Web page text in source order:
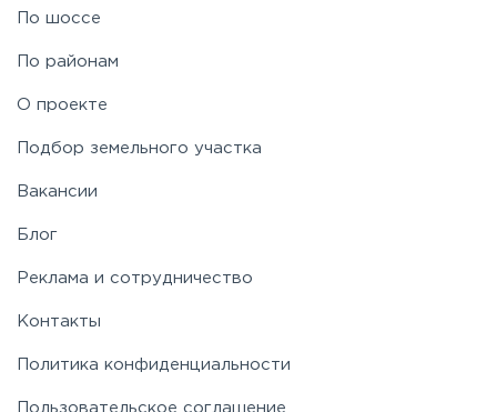
По шоссе
По районам
О проекте
Подбор земельного участка
Вакансии
Блог
Реклама и сотрудничество
Контакты
Политика конфиденциальности
Пользовательское соглашение